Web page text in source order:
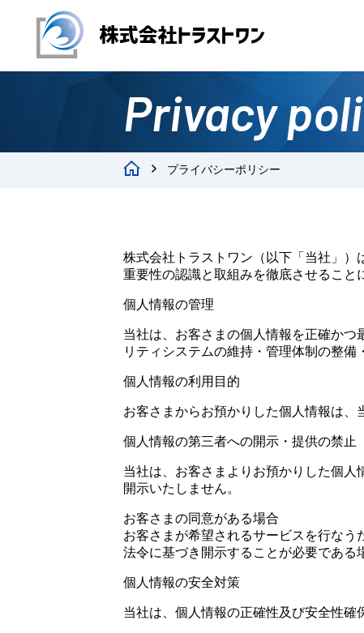
Privacy
プライバシーポリシー
株式会社トラストワン（以下「当社」
重要性の認識と取組みを徹底させること
個人情報の管理
当社は、お客さまの個人情報を正確か
リティシステムの維持・管理体制の整
個人情報の利用目的
お客さまからお預かりした個人情報は、
個人情報の第三者への開示・提供の禁止
当社は、お客さまよりお預かりした個
開示いたしません。
お客さまの同意がある場合
お客さまが希望されるサービスを行な
法令に基づき開示することが必要である
個人情報の安全対策
当社は、個人情報の正確性及び安全性確